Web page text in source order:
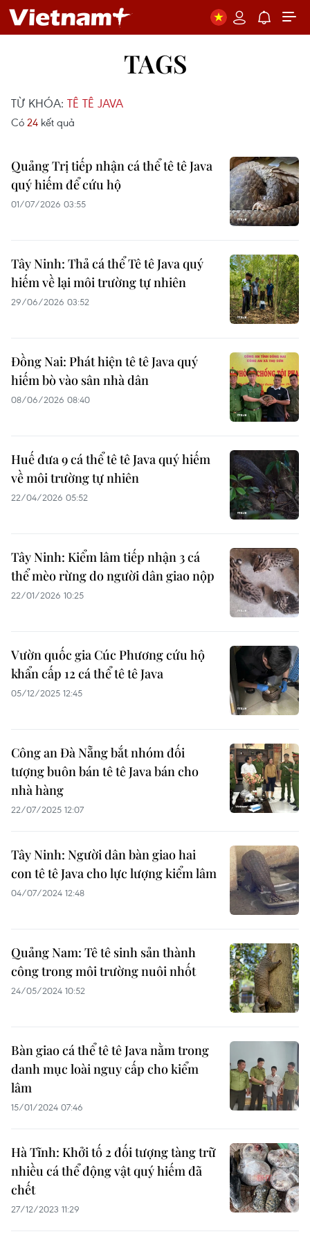
TAGS
TỪ KHÓA: TÊ TÊ JAVA
Có 24 kết quả
Quảng Trị tiếp nhận cá thể tê tê Java
quý hiếm để cứu hộ
01/07/2026 03:55
Tây Ninh: Thả cá thể Tê tê Java quý
hiếm về lại môi trường tự nhiên
29/06/2026 03:52
Đồng Nai: Phát hiện tê tê Java quý
hiếm bò vào sân nhà dân
08/06/2026 08:40
Huế đưa 9 cá thể tê tê Java quý hiếm
về môi trường tự nhiên
22/04/2026 05:52
Tây Ninh: Kiểm lâm tiếp nhận 3 cá
thể mèo rừng do người dân giao nộp
22/01/2026 10:25
Vườn quốc gia Cúc Phương cứu hộ
khẩn cấp 12 cá thể tê tê Java
05/12/2025 12:45
Công an Đà Nẵng bắt nhóm đối
tượng buôn bán tê tê Java bán cho
nhà hàng
22/07/2025 12:07
Tây Ninh: Người dân bàn giao hai
con tê tê Java cho lực lượng kiểm lâm
04/07/2024 12:48
Quảng Nam: Tê tê sinh sản thành
công trong môi trường nuôi nhốt
24/05/2024 10:52
Bàn giao cá thể tê tê Java nằm trong
danh mục loài nguy cấp cho kiểm
lâm
15/01/2024 07:46
Hà Tĩnh: Khởi tố 2 đối tượng tàng trữ
nhiều cá thể động vật quý hiếm đã
chết
27/12/2023 11:29